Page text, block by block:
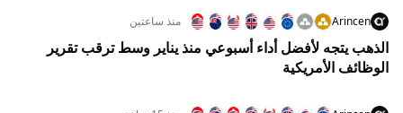
Arincen منذ ساعتين
الذهب يتجه لأفضل أداء أسبوعي منذ يناير وسط ترقب تقرير
الوظائف الأمريكية